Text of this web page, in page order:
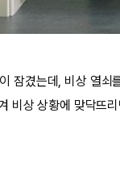
잠겼는데, 비상 열
비상 상황에 맞닥뜨